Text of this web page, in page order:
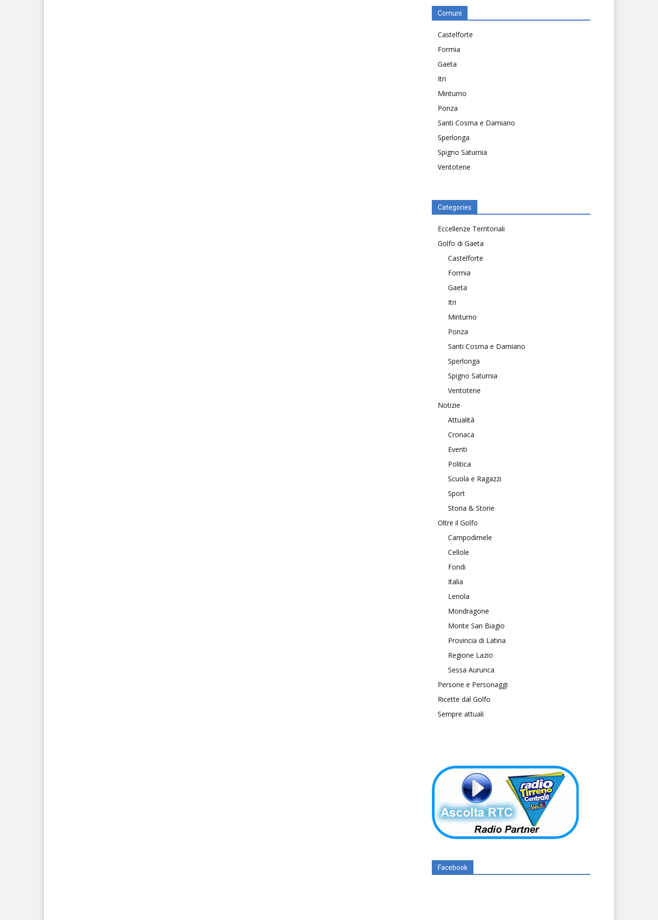
Comuni
Castelforte
Formia
Gaeta
Itri
Minturno
Ponza
Santi Cosma e Damiano
Sperlonga
Spigno Saturnia
Ventotene
Categories
Eccellenze Territoriali
Golfo di Gaeta
Castelforte
Formia
Gaeta
Itri
Minturno
Ponza
Santi Cosma e Damiano
Sperlonga
Spigno Saturnia
Ventotene
Notizie
Attualità
Cronaca
Eventi
Politica
Scuola e Ragazzi
Sport
Storia & Storie
Oltre il Golfo
Campodimele
Cellole
Fondi
Italia
Lenola
Mondragone
Monte San Biagio
Provincia di Latina
Regione Lazio
Sessa Aurunca
Persone e Personaggi
Ricette dal Golfo
Sempre attuali
Facebook